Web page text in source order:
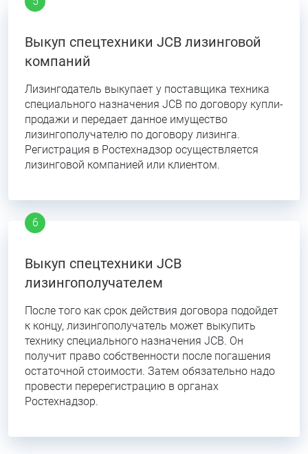
Выкуп спецтехники JCB лизинговой
компаний
Лизингодатель выкупает у поставщика техника
специального назначения JCB по договору купли-
продажи и передает данное имущество
лизингополучателю по договору лизинга.
Регистрация в Ростехнадзор осуществляется
лизинговой компанией или клиентом.
Выкуп спецтехники JCB
лизингополучателем
После того как срок действия договора подойдет
к концу, лизингополучатель может выкупить
технику специального назначения JCB. Он
получит право собственности после погашения
остаточной стоимости. Затем обязательно надо
провести перерегистрацию в органах
Ростехнадзор.